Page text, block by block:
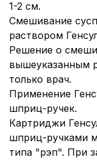
1-2 см.
Смешивание
раствором
Решение о
вышеуказанным
только врач.
Применение
шприц-ручек.
Картриджи
шприц-ручками
типа "рэп". При